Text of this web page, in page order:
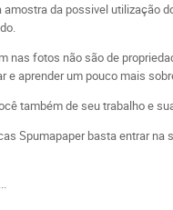
amostra da possivel utilização
nas fotos não são de
e aprender um pouco mais
também de seu trabalho e
Spumapaper basta entrar